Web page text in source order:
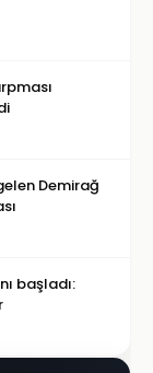
Demirağ
başladı: